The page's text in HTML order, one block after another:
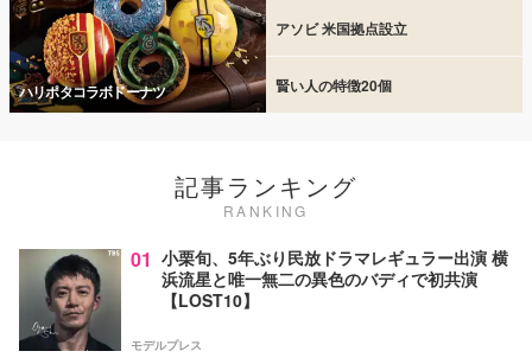
ハリポタコラボドーナツ
アソビ 米国拠点設立
賢い人の特徴20個
記事ランキング
RANKING
01 小栗旬、5年ぶり民放ドラマレギュラー出演 横
浜流星と唯一無二の異色のバディで初共演
【LOST10】
モデルプレス